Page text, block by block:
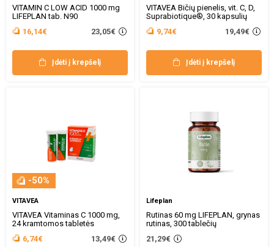
VITAMIN C LOW ACID 1000 mg
LIFEPLAN tab. N90
16,14€
23,05€
Įdėti į krepšelį
VITAVEA Bičių pienelis, vit. C, D,
Suprabiotique®, 30 kapsulių
9,74€
19,49€
Įdėti į krepšelį
-50%
VITAVEA
VITAVEA Vitaminas C 1000 mg,
24 kramtomos tabletės
6,74€
13,49€
Lifeplan
Rutinas 60 mg LIFEPLAN, grynas
rutinas, 300 tablečių
21,29€